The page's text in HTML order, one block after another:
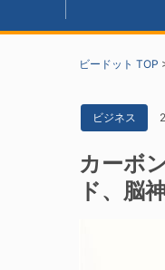
ビードット TOP
ビジネス
カーボ
ド、脳